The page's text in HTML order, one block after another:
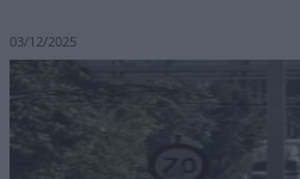
03/12/2025